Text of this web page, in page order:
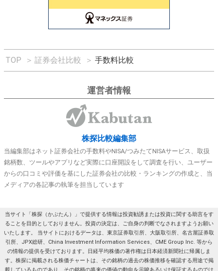
TOP ＞ 証券会社比較 ＞ 手数料比較
運営者情報
株探比較編集部
当編集部はネット証券会社の手数料やNISA/つみたてNISAサービス、取扱
銘柄数、ツールやアプリなど実際に口座開設をして調査を行い、ユーザー
からの口コミや評価を基にした証券会社の比較・ランキングの作成と、当
メディアの各記事の執筆を担当しています
当サイト「株探（かぶたん）」で提供する情報は投資勧誘または投資に関する助言をす
ることを目的としておりません。投資の決定は、ご自身の判断でなされますようお願い
いたします。 当サイトにおけるデータは、東京証券取引所、大阪取引所、名古屋証券取
引所、JPX総研、China Investment Information Services、CME Group Inc. 等から
の情報の提供を受けております。日経平均株価の著作権は日本経済新聞社に帰属しま
す。株探に掲載される株価チャートは、その銘柄の過去の株価推移を確認する用途で掲